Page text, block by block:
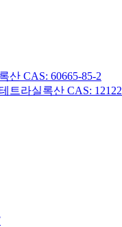
산 CAS: 60665-85-2
트라실록산 CAS: